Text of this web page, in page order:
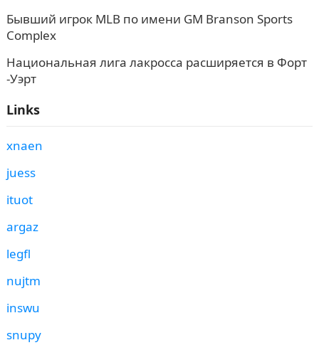
Бывший игрок MLB по имени GM Branson Sports
Complex
Национальная лига лакросса расширяется в Форт
-Уэрт
Links
xnaen
juess
ituot
argaz
legfl
nujtm
inswu
snupy